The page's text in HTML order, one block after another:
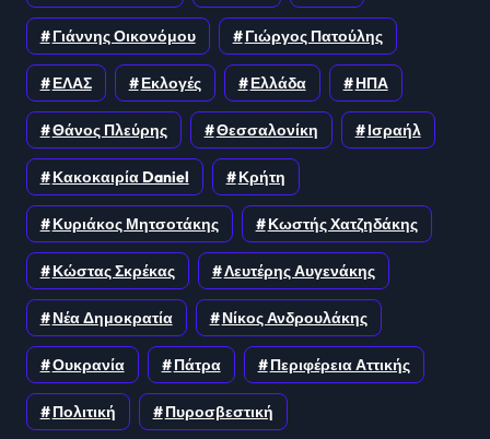
Γιάννης Οικονόμου Γιώργος Πατούλης
ΕΛΑΣ Εκλογές Ελλάδα ΗΠΑ
Θάνος Πλεύρης Θεσσαλονίκη Ισραήλ
Κακοκαιρία Daniel Κρήτη
Κυριάκος Μητσοτάκης Κωστής Χατζηδάκης
Κώστας Σκρέκας Λευτέρης Αυγενάκης
Νέα Δημοκρατία Νίκος Ανδρουλάκης
Ουκρανία Πάτρα Περιφέρεια Αττικής
Πολιτική Πυροσβεστική